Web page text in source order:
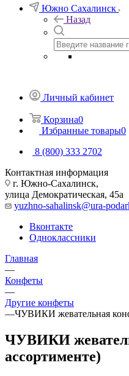
Южно Сахалинск
Назад
Личный кабинет
Корзина0
Избранные товары0
8 (800) 333 2702
Контактная информация
г. Южно-Сахалинск,
улица Демократическая, 45а
yuzhno-sahalinsk@ura-
Вконтакте
Одноклассники
Главная
—
Конфеты
—
Другие конфеты
—ЧУВИКИ жевательная
ЧУВИКИ
ассортименте)